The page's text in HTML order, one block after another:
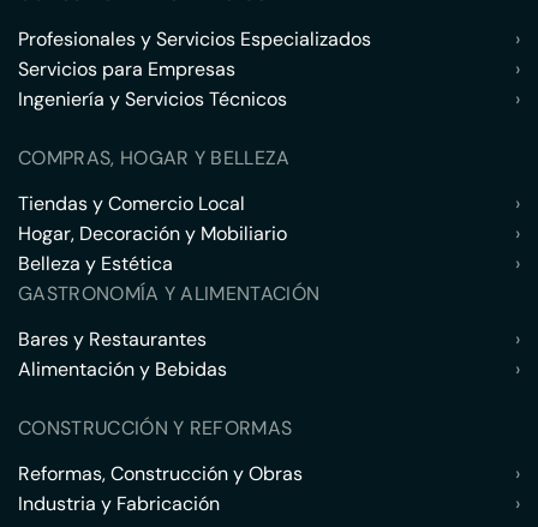
Profesionales y Servicios Especializados
›
Servicios para Empresas
›
Ingeniería y Servicios Técnicos
›
COMPRAS, HOGAR Y BELLEZA
Tiendas y Comercio Local
›
Hogar, Decoración y Mobiliario
›
Belleza y Estética
›
GASTRONOMÍA Y ALIMENTACIÓN
Bares y Restaurantes
›
Alimentación y Bebidas
›
CONSTRUCCIÓN Y REFORMAS
Reformas, Construcción y Obras
›
Industria y Fabricación
›